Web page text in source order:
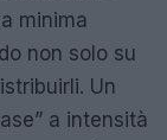
minima
non solo su
Un
a intensità